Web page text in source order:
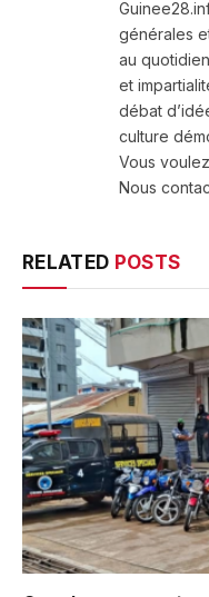
générales
au
et
débat
culture
Vous
Nous
RELATED POSTS